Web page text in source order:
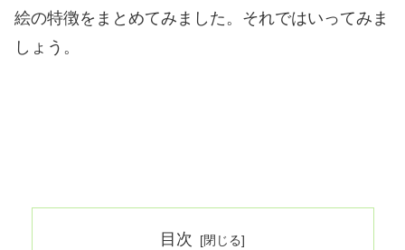
絵の特徴をまとめてみました。それではいってみま
しょう。
目次